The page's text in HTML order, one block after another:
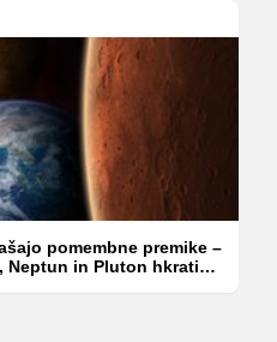
pomembne premike –
Neptun in Pluton hkrati